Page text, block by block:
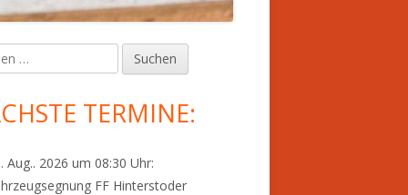
TERMINE:
Aug.. 2026 um 08:30 Uhr:
FF Hinterstoder